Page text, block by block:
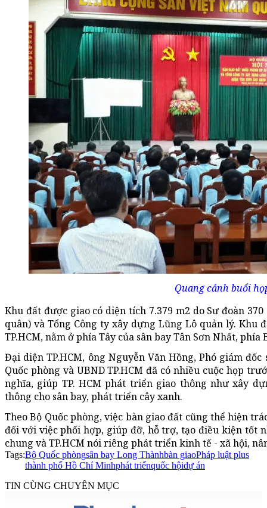
Quang cảnh buổi
Khu đất được giao có diện tích 7.379 m2 do Sư đoàn
quân) và Tổng Công ty xây dựng Lũng Lô quản lý. Khu
TP.HCM, nằm ở phía Tây của sân bay Tân Sơn Nhất,
Đại diện TP.HCM, ông Nguyễn Văn Hồng, Phó giám
Quốc phòng và UBND TP.HCM đã có nhiều cuộc họp
nghĩa, giúp TP. HCM phát triển giao thông như xây
thông cho sân bay, phát triển cây xanh.
Theo Bộ Quốc phòng, việc bàn giao đất cũng thể hiện
đối với việc phối hợp, giúp đỡ, hỗ trợ, tạo điều kiện tốt
chung và TP.HCM nói riêng phát triển kinh tế - xã hội,
Tags:Bộ Quốc phòngsân bay Long Thànhbàn giaoPháp luật plus
thành phố Hồ Chí Minhphát triểnquốc hộidự án
TIN CÙNG CHUYÊN MỤC